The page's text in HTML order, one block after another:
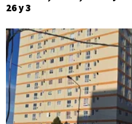
26 y 3